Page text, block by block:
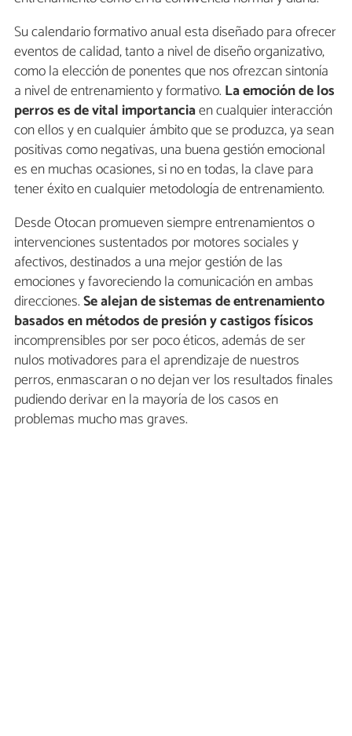
Su calendario formativo anual esta diseñado para ofrecer
eventos de calidad, tanto a nivel de diseño organizativo,
como la elección de ponentes que nos ofrezcan sintonía
a nivel de entrenamiento y formativo. La emoción de los
perros es de vital importanciaen cualquier interacción
con ellos y en cualquier ámbito que se produzca, ya sean
positivas como negativas, una buena gestión emocional
es en muchas ocasiones, si no en todas, la clave para
tener éxito en cualquier metodología de entrenamiento.
Desde Otocan promueven siempre entrenamientos o
intervenciones sustentados por motores sociales y
afectivos, destinados a una mejor gestión de las
emociones y favoreciendo la comunicación en ambas
direcciones.Se alejan de sistemas de entrenamiento
basados en métodos de presión y castigos físicos
incomprensibles por ser poco éticos, además de ser
nulos motivadores para el aprendizaje de nuestros
perros, enmascaran o no dejan ver los resultados finales
pudiendo derivar en la mayoría de los casos en
problemas mucho mas graves.